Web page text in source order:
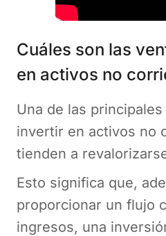
Cuáles son las
en activos no
Una de las
invertir en activos no
tienden a
Esto significa que,
proporcionar un flujo
ingresos, una